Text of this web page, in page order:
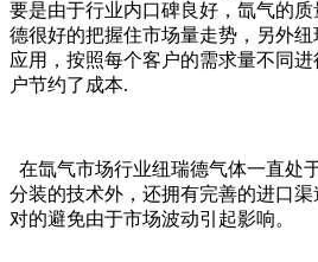
要是由于行业内口碑良好，氙气的
德很好的把握住市场量走势，另外
应用，按照每个客户的需求量不同
户节约了成本.
在氙气市场行业纽瑞德气体一直处
分装的技术外，还拥有完善的进口
对的避免由于市场波动引起影响。